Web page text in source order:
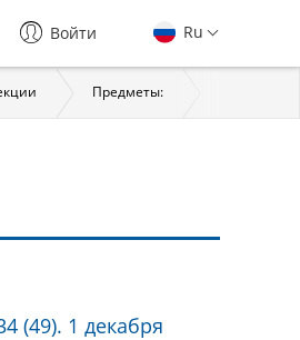
Ru
Войти
Предметы:
(49). 1 декабря